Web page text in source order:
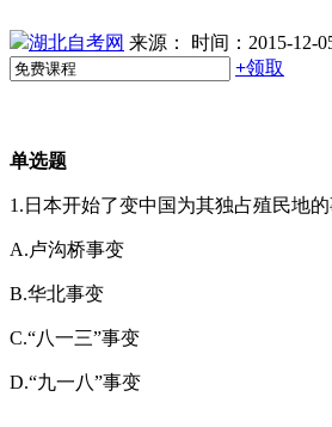
湖北自考网 来源：
时间：2015-12-
+领取
单选题
1.日本开始了变中国为其独占殖民地的
A.卢沟桥事变
B.华北事变
C.“八一三”事变
D.“九一八”事变